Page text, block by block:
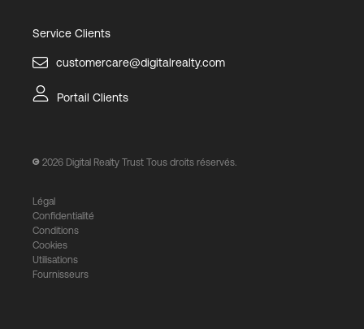
Service Clients
customercare@digitalrealty.com
Portail Clients
2026 Digital Realty Trust Tous droits réservés.
Légal
Confidentialité
Conditions
Cookies
Utilisations
Fournisseurs